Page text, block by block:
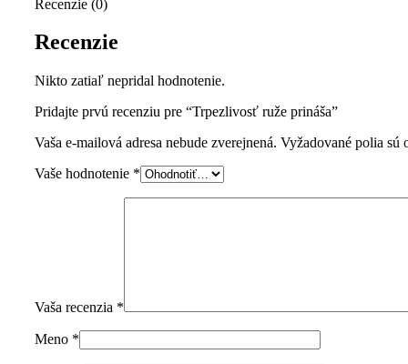
Recenzie (0)
Recenzie
Nikto zatiaľ nepridal hodnotenie.
Pridajte prvú recenziu pre “Trpezlivosť ruže prináša”
Vaša e-mailová adresa nebude zverejnená. Vyžadované polia sú
Vaše hodnotenie *
Vaša recenzia *
Meno *